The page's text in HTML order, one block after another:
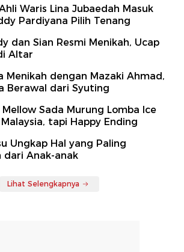
Waris Lina Jubaedah Masuk
Pardiyana Pilih Tenang
dan Sian Resmi Menikah, Ucap
Altar
Menikah dengan Mazaki Ahmad,
Berawal dari Syuting
Sada Murung Lomba Ice
tapi Happy Ending
Ungkap Hal yang Paling
dari Anak-anak
Lihat Selengkapnya